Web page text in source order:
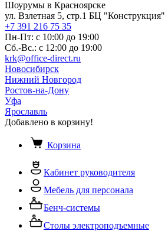
Шоурумы в Красноярске
ул. Взлетная 5, стр.1 БЦ "Конструкция"
+7 391 216 75 35
Пн-Пт: с 10:00 до 19:00
Сб.-Вс.: с 12:00 до 19:00
krk@office-direct.ru
Новосибирск
Нижний Новгород
Ростов-на-Дону
Уфа
Ярославль
Добавлено в корзину!
Корзина
Кабинет руководителя
Мебель для персонала
Бенч-системы
Столы электроподъемные